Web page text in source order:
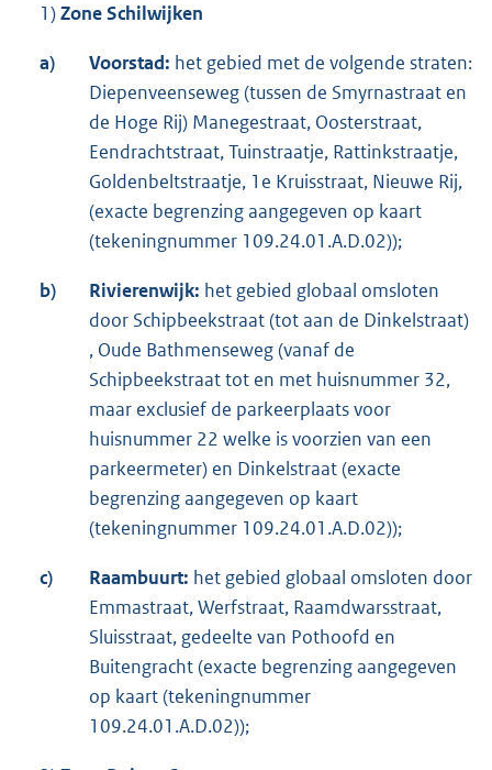
1)Zone Schilwijken
a) Voorstad: het gebied met de volgende straten:
Diepenveenseweg (tussen de Smyrnastraat en
de Hoge Rij) Manegestraat, Oosterstraat,
Eendrachtstraat, Tuinstraatje, Rattinkstraatje,
Goldenbeltstraatje, 1e Kruisstraat, Nieuwe Rij,
(exacte begrenzing aangegeven op kaart
(tekeningnummer 109.24.01.A.D.02));
b) Rivierenwijk: het gebied globaal omsloten
door Schipbeekstraat (tot aan de Dinkelstraat)
, Oude Bathmenseweg (vanaf de
Schipbeekstraat tot en met huisnummer 32,
maar exclusief de parkeerplaats voor
huisnummer 22 welke is voorzien van een
parkeermeter) en Dinkelstraat (exacte
begrenzing aangegeven op kaart
(tekeningnummer 109.24.01.A.D.02));
c) Raambuurt: het gebied globaal omsloten door
Emmastraat, Werfstraat, Raamdwarsstraat,
Sluisstraat, gedeelte van Pothoofd en
Buitengracht (exacte begrenzing aangegeven
op kaart (tekeningnummer
109.24.01.A.D.02));